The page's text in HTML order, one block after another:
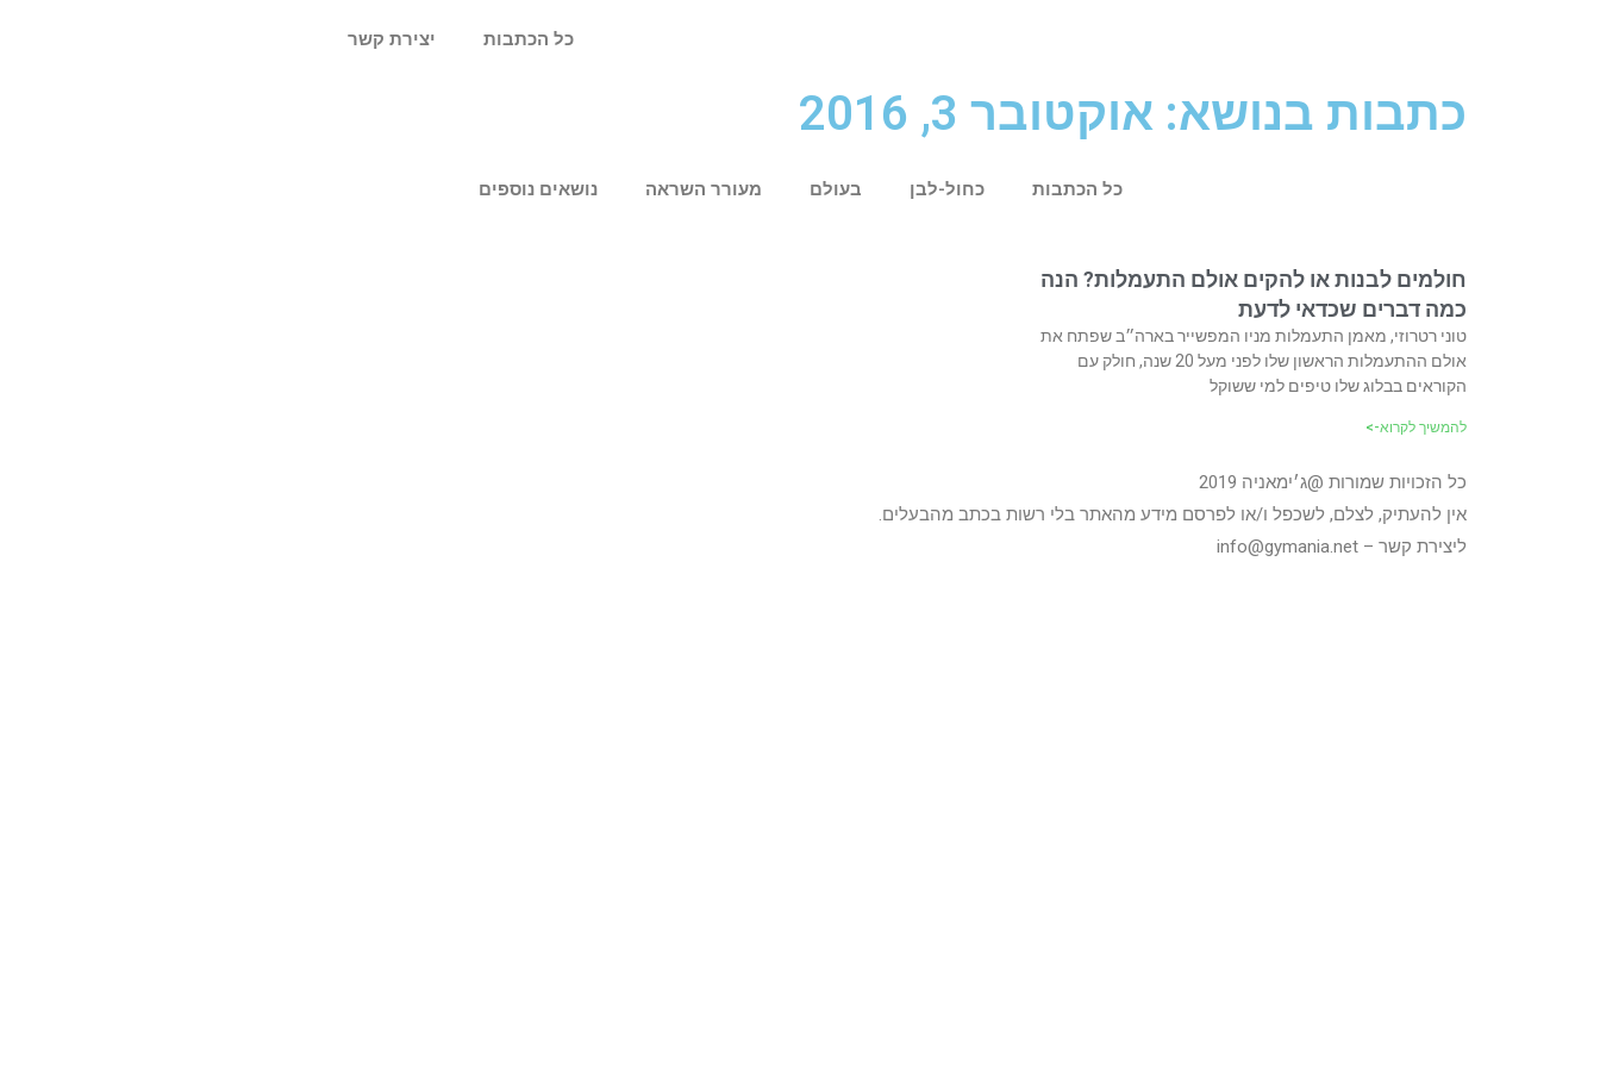
כל הכתבות יצירת קשר
כתבות בנושא: אוקטובר 3, 2016
כל הכתבות כחול-לבן בעולם מעורר השראה נושאים נוספים
חולמים לבנות או להקים אולם התעמלות? הנה
כמה דברים שכדאי לדעת
טוני רטרוזי, מאמן התעמלות מניו המפשייר בארה״ב שפתח את
אולם ההתעמלות הראשון שלו לפני מעל 20 שנה, חולק עם
הקוראים בבלוג שלו טיפים למי ששוקל
להמשיך לקרוא->
כל הזכויות שמורות @ג׳ימאניה 2019
אין להעתיק, לצלם, לשכפל ו/או לפרסם מידע מהאתר בלי רשות בכתב מהבעלים.
ליצירת קשר – info@gymania.net